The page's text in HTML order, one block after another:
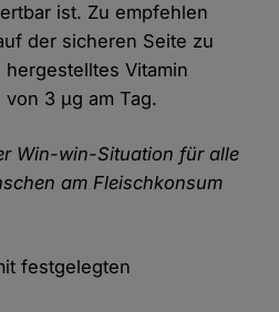
ist. Zu empfehlen
der sicheren Seite zu
Vitamin
3 µg am Tag.
Win-win-Situation für alle
am Fleischkonsum
festgelegten